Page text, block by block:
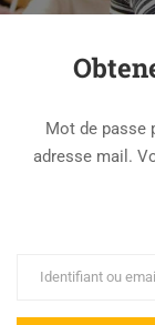
Mot de passe
adresse mail.